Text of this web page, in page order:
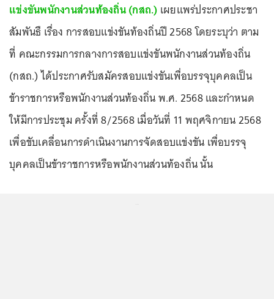
แข่งขันพนักงานส่วนท้องถิ่น (กสถ.) เผยแพร่ประกาศประชา
สัมพันธื เรื่อง การสอบแข่งขันท้องถิ่นปี 2568 โดยระบุว่า ตาม
ที่ คณะกรรมการกลางการสอบแข่งขันพนักงานส่วนท้องถิ่น
(กสถ.) ได้ประกาศรับสมัครสอบแข่งขันเพื่อบรรจุบุคคลเป็น
ข้าราชการหรือพนักงานส่วนท้องถิ่น พ.ศ. 2568 และกำหนด
ให้มีการประชุม ครั้งที่ 8/2568 เมื่อวันที่ 11 พฤศจิกายน 2568
เพื่อขับเคลื่อนการดำเนินงานการจัดสอบแข่งขัน เพื่อบรรจุ
บุคคลเป็นข้าราชการหรือพนักงานส่วนท้องถิ่น นั้น